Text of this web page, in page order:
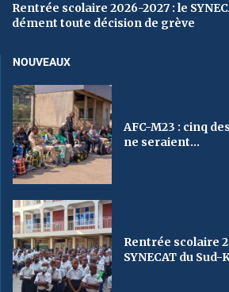
Rentrée scolaire 2026-2027 : le
dément toute décision de grève
NOUVEAUX
AFC-M23 : cinq
ne seraient...
Rentrée scolaire
SYNECAT du